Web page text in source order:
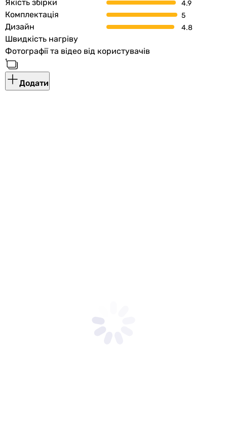
Якість збірки
Комплектація
Дизайн
Швидкість нагріву
Фотографії та відео від користувачів
Додати